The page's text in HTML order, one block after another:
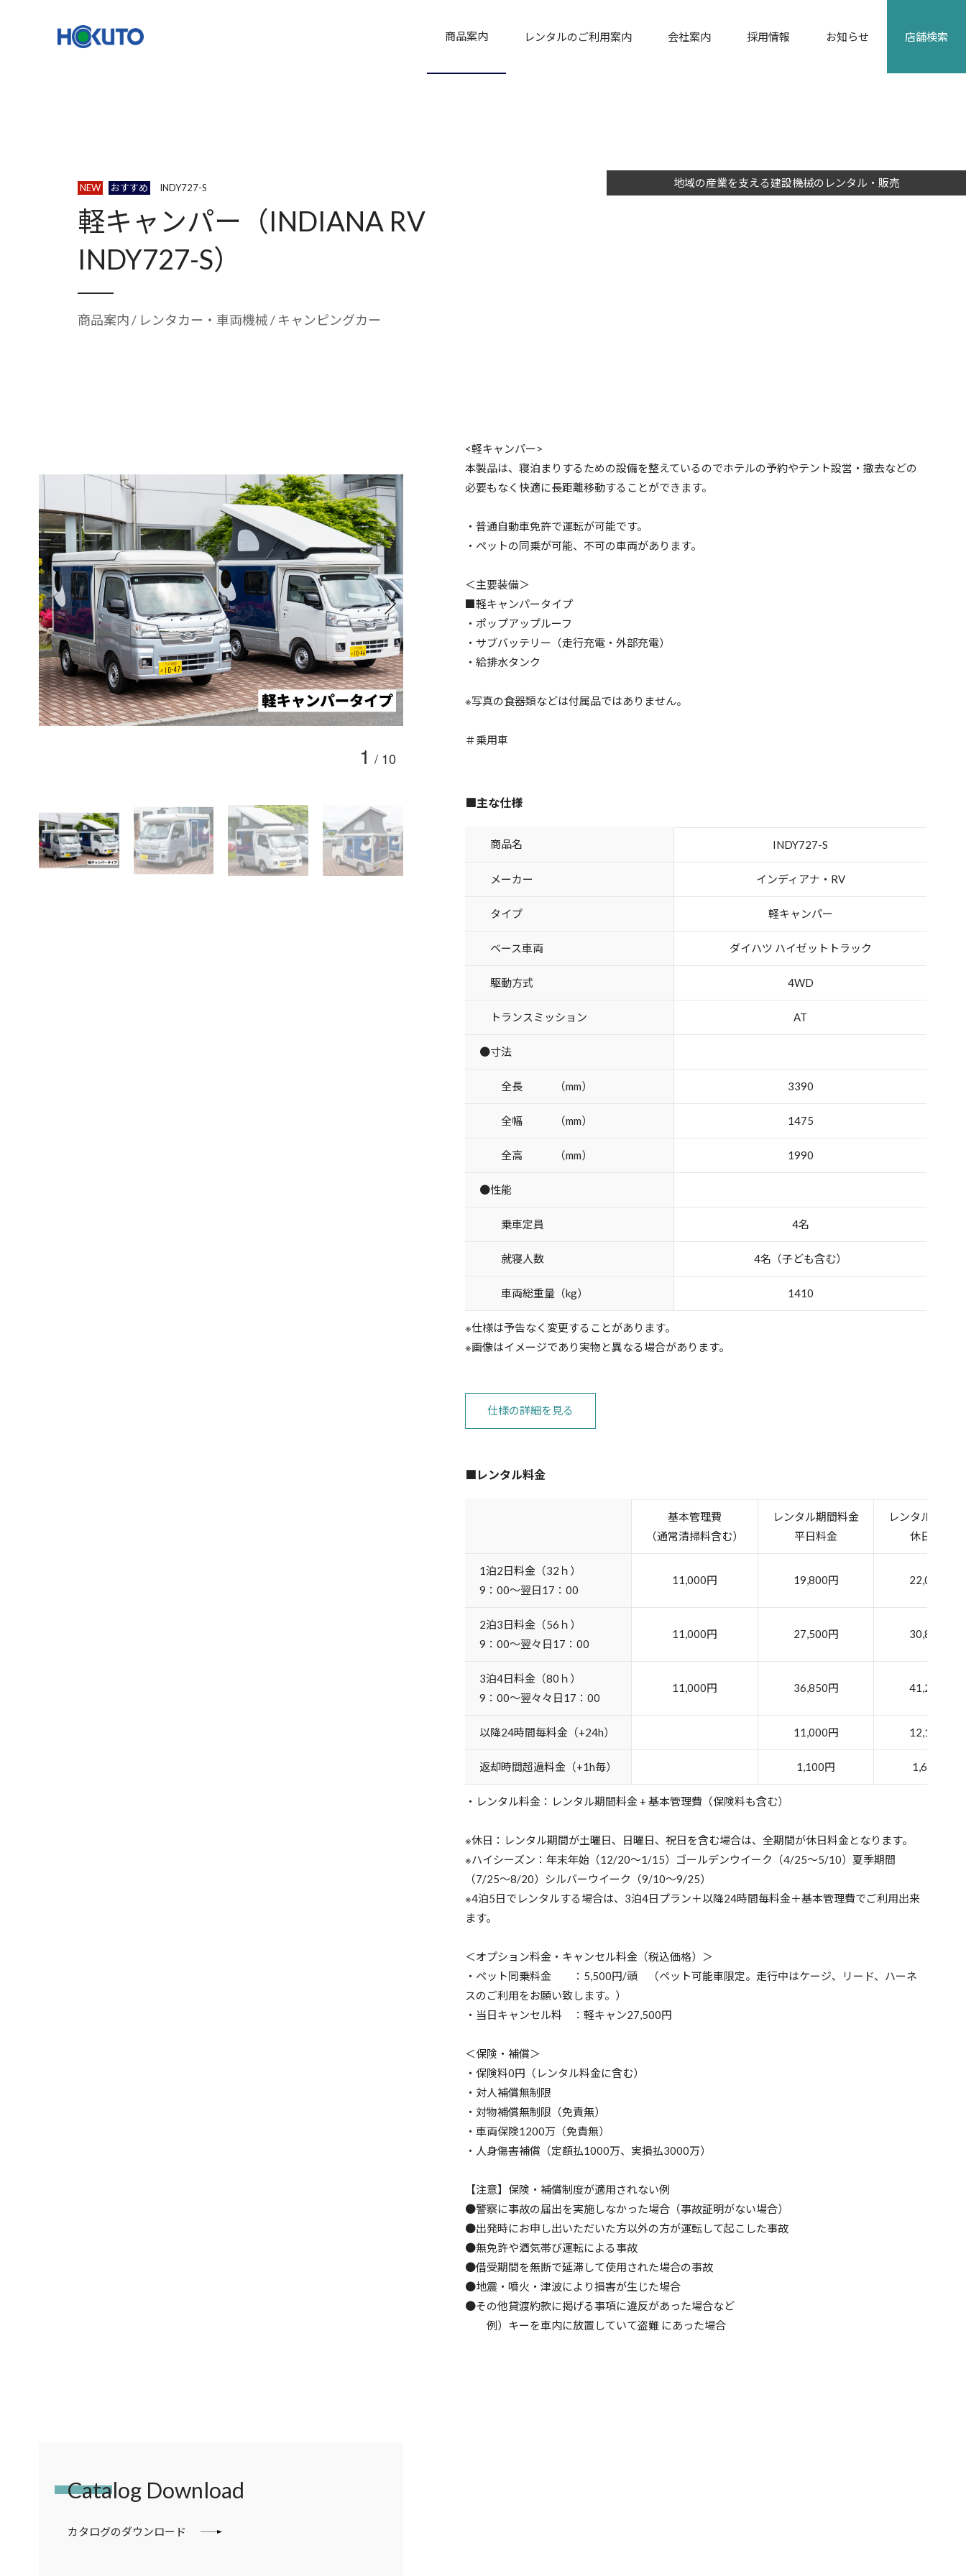
商品案内 レンタルのご利用案内 会社案内 採用情報 お知らせ 店舗検索
NEW おすすめ INDY727-S
軽キャンパー（INDIANA RV
INDY727-S）
商品案内/ レンタカー・車両機械/ キャンピングカー
地域の産業を支える建設機械のレンタル・販売
1 / 10
<軽キャンパー>
本製品は、寝泊まりするための設備を整えているのでホテルの予約やテント設営・撤去などの
必要もなく快適に長距離移動することができます。
・普通自動車免許で運転が可能です。
・ペットの同乗が可能、不可の車両があります。
＜主要装備＞
■軽キャンパータイプ
・ポップアップルーフ
・サブバッテリー（走行充電・外部充電）
・給排水タンク
※写真の食器類などは付属品ではありません。
＃乗用車
■主な仕様
商品名 INDY727-S
メーカー インディアナ・RV
タイプ 軽キャンパー
ベース車両 ダイハツ ハイゼットトラック
駆動方式 4WD
トランスミッション AT
●寸法
全長 （mm） 3390
全幅 （mm） 1475
全高 （mm） 1990
●性能
乗車定員 4名
就寝人数 4名（子ども含む）
車両総重量（kg） 1410
※仕様は予告なく変更することがあります。
※画像はイメージであり実物と異なる場合があります。
仕様の詳細を見る
■レンタル料金
基本管理費
（通常清掃料含む）
レンタル期間料金
平日料金
レンタル期間
休日料金
1泊2日料金（32ｈ）
9：00～翌日17：00
11,000円 19,800円 22,000円
2泊3日料金（56ｈ）
9：00～翌々日17：00
11,000円 27,500円 30,800円
3泊4日料金（80ｈ）
9：00～翌々々日17：00
11,000円 36,850円 41,250円
以降24時間毎料金（+24h） 11,000円 12,100円
返却時間超過料金（+1h毎） 1,100円 1,650円
・レンタル料金：レンタル期間料金 + 基本管理費（保険料も含む）
※休日：レンタル期間が土曜日、日曜日、祝日を含む場合は、全期間が休日料金となります。
※ハイシーズン：年末年始（12/20～1/15）ゴールデンウイーク（4/25～5/10）夏季期間
（7/25～8/20）シルバーウイーク（9/10～9/25）
※4泊5日でレンタルする場合は、3泊4日プラン＋以降24時間毎料金＋基本管理費でご利用出来
ます。
＜オプション料金・キャンセル料金（税込価格）＞
・ペット同乗料金 ：5,500円/頭 （ペット可能車限定。走行中はケージ、リード、ハーネ
スのご利用をお願い致します。）
・当日キャンセル料 ：軽キャン27,500円
＜保険・補償＞
・保険料0円（レンタル料金に含む）
・対人補償無制限
・対物補償無制限（免責無）
・車両保険1200万（免責無）
・人身傷害補償（定額払1000万、実損払3000万）
【注意】保険・補償制度が適用されない例
●警察に事故の届出を実施しなかった場合（事故証明がない場合）
●出発時にお申し出いただいた方以外の方が運転して起こした事故
●無免許や酒気帯び運転による事故
●借受期間を無断で延滞して使用された場合の事故
●地震・噴火・津波により損害が生じた場合
●その他貸渡約款に掲げる事項に違反があった場合など
例）キーを車内に放置していて盗難 にあった場合
Catalog Download
カタログのダウンロード